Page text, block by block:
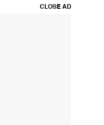
CLOSE AD